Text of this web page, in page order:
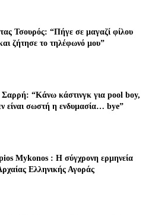
Τσουρός: “Πήγε σε μαγαζί φίλου
ζήτησε το τηλέφωνό μου”
“Κάνω κάστινγκ για pool boy,
είναι σωστή η ενδυμασία… bye”
Mykonos : Η σύγχρονη ερμηνεία
Ελληνικής Αγοράς